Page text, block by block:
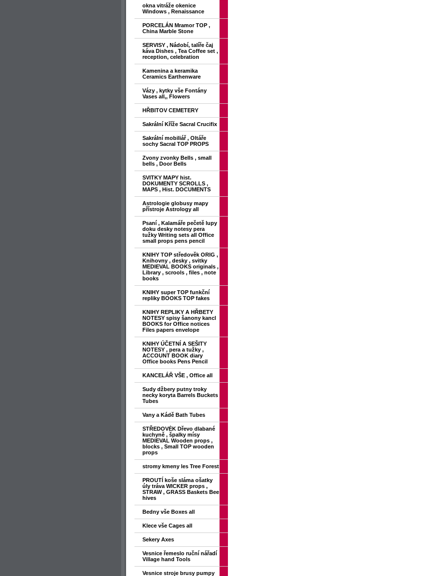
okna vitráže okenice
Windows , Renaissance
PORCELÁN Mramor TOP ,
China Marble Stone
SERVISY , Nádobí, talíře čaj
káva Dishes , Tea Coffee set ,
reception, celebration
Kamenina a keramika
Ceramics Earthenware
Vázy , kytky vše Fontány
Vases all,, Flowers
HŘBITOV CEMETERY
Sakrální Kříže Sacral Crucifix
Sakrální mobiliář , Oltáře
sochy Sacral TOP PROPS
Zvony zvonky Bells , small
bells , Door Bells
SVITKY MAPY hist.
DOKUMENTY SCROLLS ,
MAPS , Hist. DOCUMENTS
Astrologie globusy mapy
přístroje Astrology all
Psaní , Kalamáře pečetě lupy
doku desky notesy pera
tužky Writing sets all Office
small props pens pencil
KNIHY TOP středověk ORIG ,
Knihovny , desky , svitky
MEDIEVAL BOOKS originals ,
Library , scrools , files , note
books
KNIHY super TOP funkční
repliky BOOKS TOP fakes
KNIHY REPLIKY A HŘBETY
NOTESY spisy šanony kancl
BOOKS for Office notices
Files papers envelope
KNIHY ÚČETNÍ A SEŠITY
NOTESY , pera a tužky ,
ACCOUNT BOOK diary
Office books Pens Pencil
KANCELÁŘ VŠE , Office all
Sudy džbery putny troky
necky koryta Barrels Buckets
Tubes
Vany a Kádě Bath Tubes
STŘEDOVĖK Dřevo dlabané
kuchyně , špalky mísy
MEDIEVAL Wooden props ,
blocks , Small TOP wooden
props
stromy kmeny les Tree Forest
PROUTÍ koše sláma ošatky
úly tráva WICKER props ,
STRAW , GRASS Baskets Bee
hives
Bedny vše Boxes all
Klece vše Cages all
Sekery Axes
Vesnice řemeslo ruční nářadí
Village hand Tools
Vesnice stroje brusy pumpy